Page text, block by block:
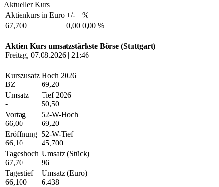
Aktueller Kurs
Aktienkurs in Euro +/-
%
67,700
0,00 0,00 %
Aktien Kurs umsatzstärkste Börse (Stuttgart)
Freitag, 07.08.2026 | 21:46
Kurszusatz
BZ
Hoch 2026
69,20
Umsatz
-
Tief 2026
50,50
Vortag
66,00
52-W-Hoch
69,20
Eröffnung
66,10
52-W-Tief
45,700
Tageshoch
67,70
Umsatz (Stück)
96
Tagestief
66,100
Umsatz (Euro)
6.438